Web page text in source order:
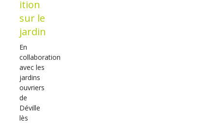
ition
sur le
jardin
En
collaboration
avec les
jardins
ouvriers
de
Déville
lès